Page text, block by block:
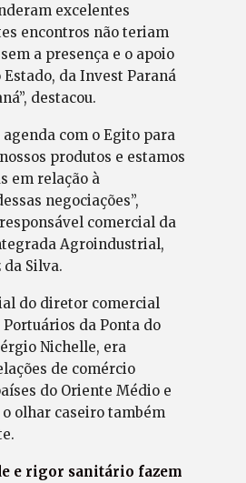
excelentes
encontros não teriam
a presença e o apoio
Estado, da Invest Paraná
destacou.
agenda com o Egito para
produtos e estamos
em relação à
negociações”,
comercial da
Agroindustrial,
da Silva.
do diretor comercial
da Ponta do
Nichelle, era
de comércio
do Oriente Médio e
olhar caseiro também
e rigor sanitário fazem